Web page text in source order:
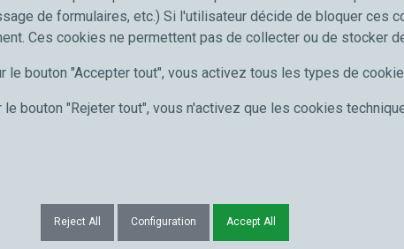
lourds
Meccanocar France
Carrières
News
de formulaires, etc.) Si l'utilisateur décide de bloquer ces
Ces cookies ne permettent pas de collecter ou de stocker
le bouton "Accepter tout", vous activez tous les types de
le bouton "Rejeter tout", vous n'activez que les cookies
Reject All Configuration Accept All